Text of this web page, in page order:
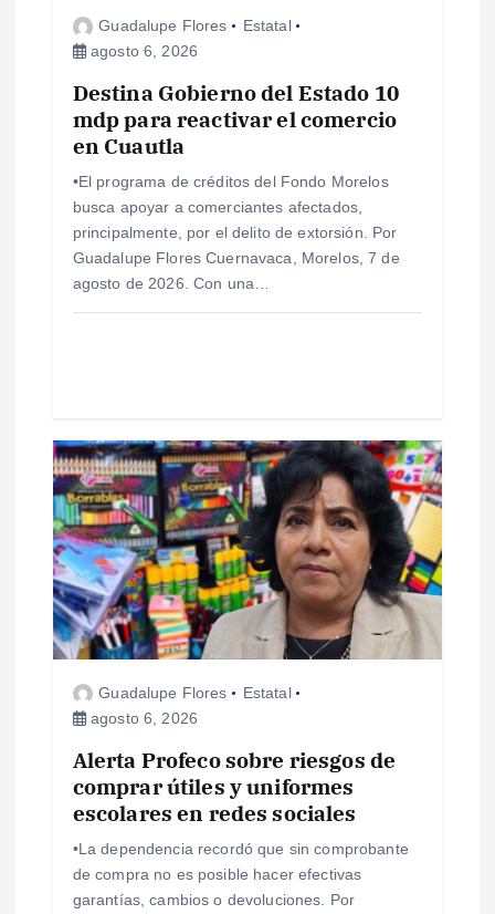
s
Guadalupe Flores
Estatal
agosto 6, 2026
Destina Gobierno del Estado 10
mdp para reactivar el comercio
en Cuautla
•El programa de créditos del Fondo Morelos
busca apoyar a comerciantes afectados,
principalmente, por el delito de extorsión. Por
Guadalupe Flores Cuernavaca, Morelos, 7 de
agosto de 2026. Con una…
Guadalupe Flores
Estatal
agosto 6, 2026
Alerta Profeco sobre riesgos de
comprar útiles y uniformes
escolares en redes sociales
•La dependencia recordó que sin comprobante
de compra no es posible hacer efectivas
garantías, cambios o devoluciones. Por